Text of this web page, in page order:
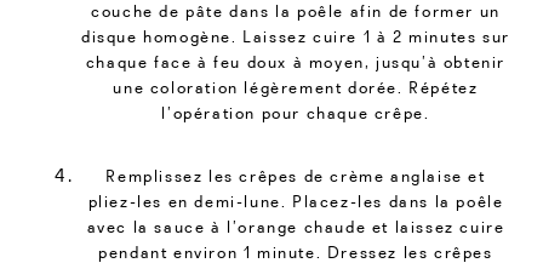
couche de pâte dans la poêle afin de former un
disque homogène. Laissez cuire 1 à 2 minutes sur
chaque face à feu doux à moyen, jusqu’à obtenir
une coloration légèrement dorée. Répétez
l’opération pour chaque crêpe.
Remplissez les crêpes de crème anglaise et
pliez-les en demi-lune. Placez-les dans la poêle
avec la sauce à l’orange chaude et laissez cuire
pendant environ 1 minute. Dressez les crêpes